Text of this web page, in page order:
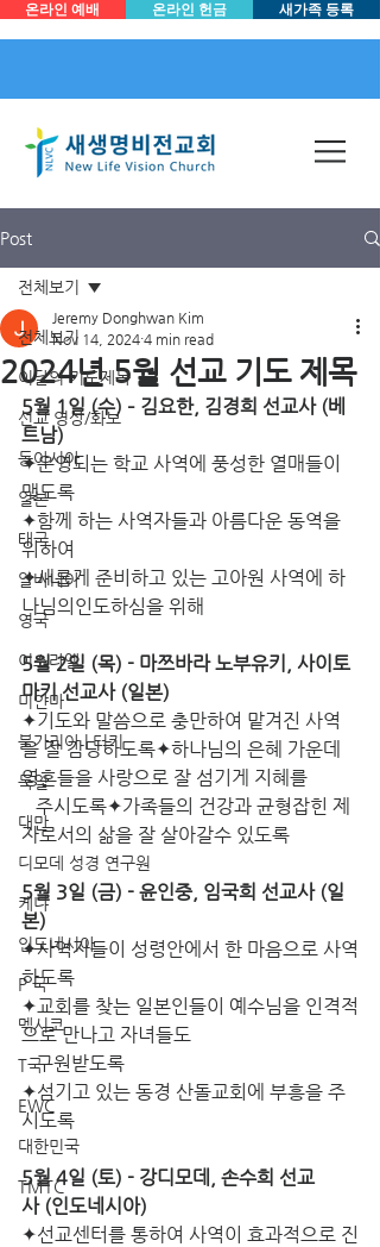
온라인 예배 온라인 헌금 새가족 등록
Post
전체보기
이달의 기도제목
선교 영상/화보
동아시아
일본
태국
알바니아
영국
이스라엘
미얀마
불가리아 | 터키
독일
대만
디모데 성경 연구원
케냐
인도네시아
P 국
멕시코
T국
EWC
대한민국
TMTC
전체보기
2024년 5월 선교 기도 제목
Jeremy Donghwan Kim
Nov 14, 2024 4 min read
5월 1일 (수) – 김요한, 김경희 선교사 (베
트남)
✦운영되는 학교 사역에 풍성한 열매들이
맺도록
✦함께 하는 사역자들과 아름다운 동역을
위하여
✦새롭게 준비하고 있는 고아원 사역에 하
나님의인도하심을 위해
5월 2일 (목) - 마쯔바라 노부유키, 사이토
마키 선교사 (일본)
✦기도와 말씀으로 충만하여 맡겨진 사역
을 잘 감당하도록✦하나님의 은혜 가운데
영혼들을 사랑으로 잘 섬기게 지혜를
주시도록✦가족들의 건강과 균형잡힌 제
자로서의 삶을 잘 살아갈수 있도록
5월 3일 (금) - 윤인중, 임국희 선교사 (일
본)
✦사역자들이 성령안에서 한 마음으로 사역
하도록
✦교회를 찾는 일본인들이 예수님을 인격적
으로 만나고 자녀들도
구원받도록
✦섬기고 있는 동경 산돌교회에 부흥을 주
시도록
5월 4일 (토) - 강디모데, 손수희 선교
사 (인도네시아)
✦선교센터를 통하여 사역이 효과적으로 진